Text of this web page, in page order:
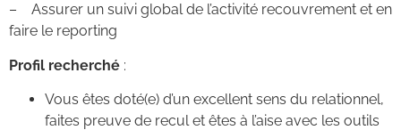
– Assurer un suivi global de l’activité recouvrement et en
faire le reporting
Profil recherché :
Vous êtes doté(e) d’un excellent sens du relationnel,
faites preuve de recul et êtes à l’aise avec les outils